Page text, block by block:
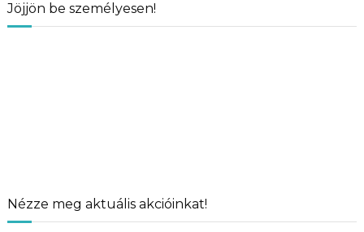
Jöjjön be személyesen!
Nézze meg aktuális akcióinkat!